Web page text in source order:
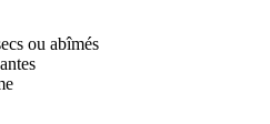
ou abîmés